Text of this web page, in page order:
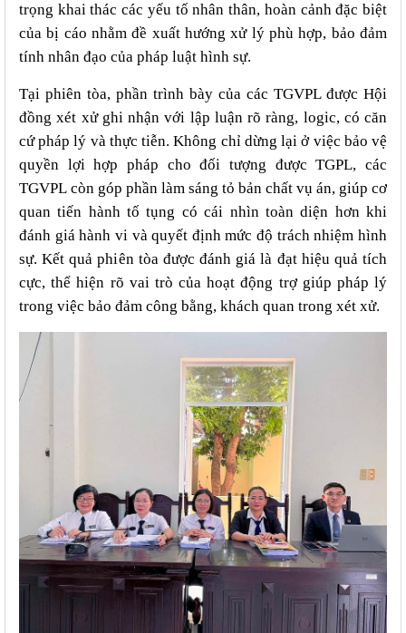
trọng khai thác các yếu tố nhân thân, hoàn cảnh đặc biệt
của bị cáo nhằm đề xuất hướng xử lý phù hợp, bảo đảm
tính nhân đạo của pháp luật hình sự.
Tại phiên tòa, phần trình bày của các TGVPL được Hội
đồng xét xử ghi nhận với lập luận rõ ràng, logic, có căn
cứ pháp lý và thực tiễn. Không chỉ dừng lại ở việc bảo vệ
quyền lợi hợp pháp cho đối tượng được TGPL, các
TGVPL còn góp phần làm sáng tỏ bản chất vụ án, giúp cơ
quan tiến hành tố tụng có cái nhìn toàn diện hơn khi
đánh giá hành vi và quyết định mức độ trách nhiệm hình
sự. Kết quả phiên tòa được đánh giá là đạt hiệu quả tích
cực, thể hiện rõ vai trò của hoạt động trợ giúp pháp lý
trong việc bảo đảm công bằng, khách quan trong xét xử.